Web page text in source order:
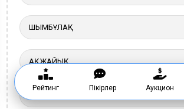
ШЫМБҰЛАҚ
АҚЖАЙЫҚ
Рейтинг Пікірлер Аукцион